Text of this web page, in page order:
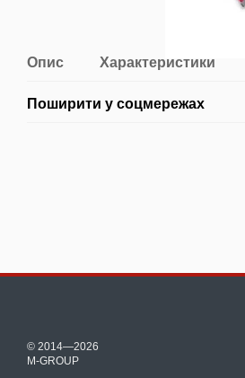
Опис Характеристики
Поширити у соцмережах
© 2014—2026
M-GROUP